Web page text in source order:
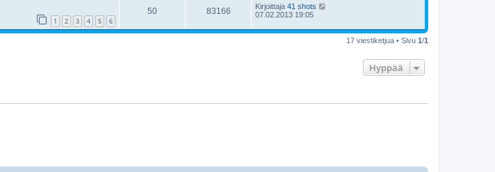
1 2 3 4 5 6
50 83166 Kirjoittaja 41 shots
07.02.2013 19:05
17 viestiketjua • Sivu 1/1
Hyppää